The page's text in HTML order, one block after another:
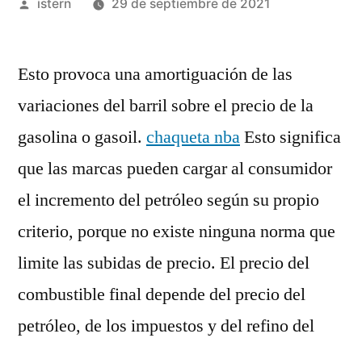
istern 29 de septiembre de 2021
Esto provoca una amortiguación de las
variaciones del barril sobre el precio de la
gasolina o gasoil. chaqueta nbaEsto significa
que las marcas pueden cargar al consumidor
el incremento del petróleo según su propio
criterio, porque no existe ninguna norma que
limite las subidas de precio. El precio del
combustible final depende del precio del
petróleo, de los impuestos y del refino del